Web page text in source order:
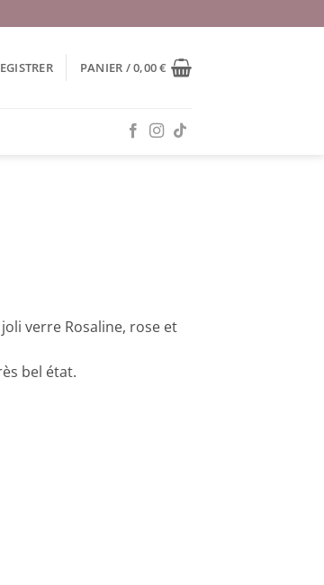
PANIER /0,00€
verre Rosaline, rose et
bel état.